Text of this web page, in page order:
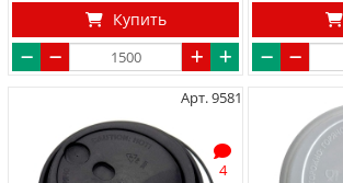
Купить
Арт. 9581
4